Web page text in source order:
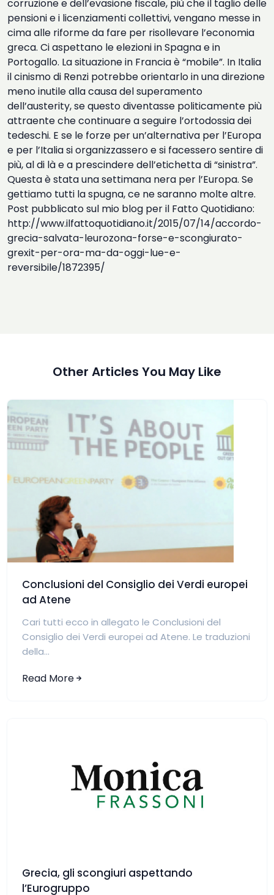
corruzione e dell’evasione fiscale, più che il taglio delle
pensioni e i licenziamenti collettivi, vengano messe in
cima alle riforme da fare per risollevare l’economia
greca. Ci aspettano le elezioni in Spagna e in
Portogallo. La situazione in Francia è “mobile”. In Italia
il cinismo di Renzi potrebbe orientarlo in una direzione
meno inutile alla causa del superamento
dell’austerity, se questo diventasse politicamente più
attraente che continuare a seguire l’ortodossia dei
tedeschi. E se le forze per un’alternativa per l’Europa
e per l’Italia si organizzassero e si facessero sentire di
più, al di là e a prescindere dell’etichetta di “sinistra”.
Questa è stata una settimana nera per l’Europa. Se
gettiamo tutti la spugna, ce ne saranno molte altre.
Post pubblicato sul mio blog per il Fatto Quotidiano:
http://www.ilfattoquotidiano.it/2015/07/14/accordo-
grecia-salvata-leurozona-forse-e-scongiurato-
grexit-per-ora-ma-da-oggi-lue-e-
reversibile/1872395/
Other Articles You May Like
Conclusioni del Consiglio dei Verdi europei
ad Atene
Cari tutti ecco in allegato le Conclusioni del
Consiglio dei Verdi europei ad Atene. Le traduzioni
della...
Read More
Grecia, gli scongiuri aspettando
l’Eurogruppo